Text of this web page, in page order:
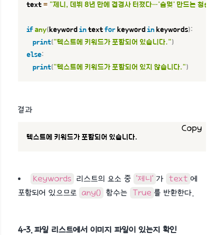
text = "제니, 데뷔 8년 만에 겹경사 터졌다…'숨멎' 만드는 청순 섹
if any( keyword in text for keyword in keywords):
print("텍스트에 키워드가 포함되어 있습니다.")
else:
print("텍스트에 키워드가 포함되어 있지 않습니다.")
결과
텍스트에 키워드가 포함되어 있습니다.
Copy
keywords 리스트의 요소 중 '제니' 가 text 에
포함되어 있으므로 any() 함수는 True 를 반환한다.
4-3. 파일 리스트에서 이미지 파일이 있는지 확인